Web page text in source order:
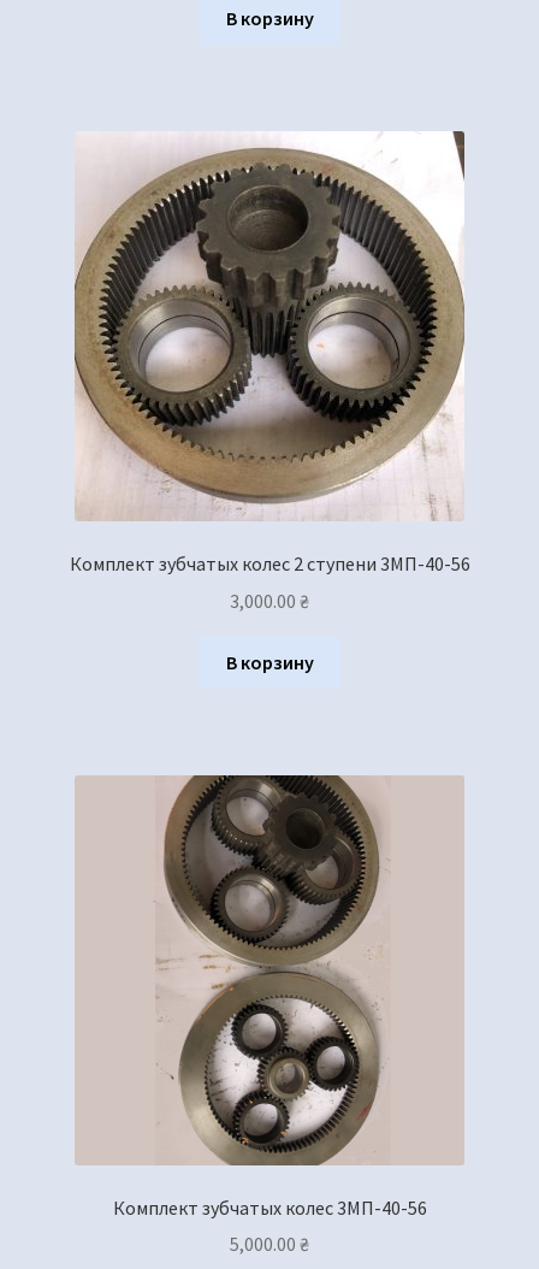
В корзину
Комплект зубчатых колес 2 ступени 3МП-40-56
3,000.00 ₴
В корзину
Комплект зубчатых колес 3МП-40-56
5,000.00 ₴